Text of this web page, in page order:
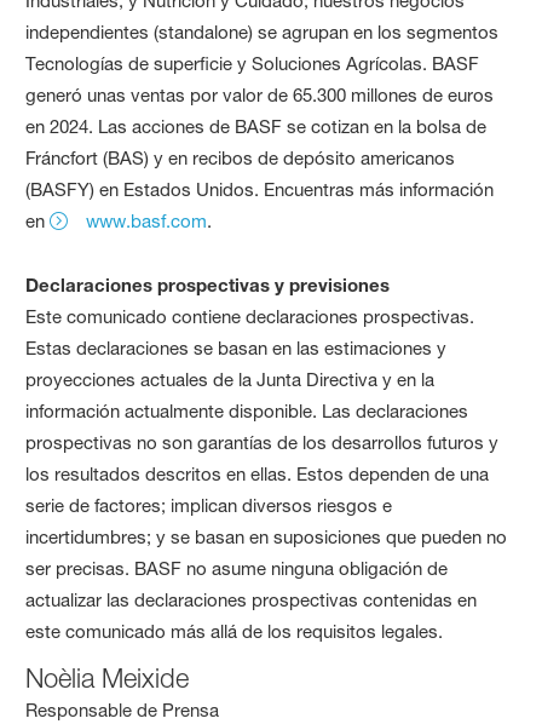
independientes (standalone) se agrupan en los segmentos
Tecnologías de superficie y Soluciones Agrícolas. BASF
generó unas ventas por valor de 65.300 millones de euros
en 2024. Las acciones de BASF se cotizan en la bolsa de
Fráncfort (BAS) y en recibos de depósito americanos
(BASFY) en Estados Unidos. Encuentras más información
en
www.basf.com.
Declaraciones prospectivas y previsiones
Este comunicado contiene declaraciones prospectivas.
Estas declaraciones se basan en las estimaciones y
proyecciones actuales de la Junta Directiva y en la
información actualmente disponible. Las declaraciones
prospectivas no son garantías de los desarrollos futuros y
los resultados descritos en ellas. Estos dependen de una
serie de factores; implican diversos riesgos e
incertidumbres; y se basan en suposiciones que pueden no
ser precisas. BASF no asume ninguna obligación de
actualizar las declaraciones prospectivas contenidas en
este comunicado más allá de los requisitos legales.
Noèlia Meixide
Responsable de Prensa